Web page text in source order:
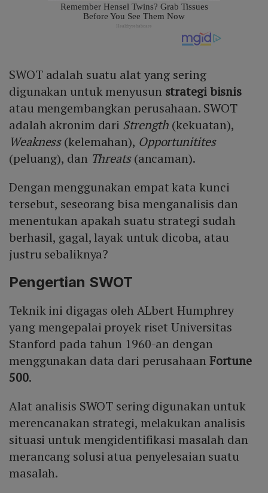
SWOT adalah suatu alat yang sering
digunakan untuk menyusun strategi bisnis
atau mengembangkan perusahaan. SWOT
adalah akronim dari Strength (kekuatan),
Weakness(kelemahan), Opportunitites
(peluang), dan Threats(ancaman).
Dengan menggunakan empat kata kunci
tersebut, seseorang bisa menganalisis dan
menentukan apakah suatu strategi sudah
berhasil, gagal, layak untuk dicoba, atau
justru sebaliknya?
Pengertian SWOT
Teknik ini digagas oleh ALbert Humphrey
yang mengepalai proyek riset Universitas
Stanford pada tahun 1960-an dengan
menggunakan data dari perusahaan Fortune
500.
Alat analisis SWOT sering digunakan untuk
merencanakan strategi, melakukan analisis
situasi untuk mengidentifikasi masalah dan
merancang solusi atua penyelesaian suatu
masalah.